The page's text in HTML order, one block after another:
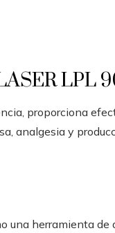
LPL
proporciona
analgesia y
una herramienta